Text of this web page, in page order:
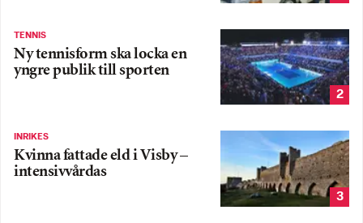
TENNIS
Ny tennisform ska locka en
yngre publik till sporten
2
INRIKES
Kvinna fattade eld i Visby –
intensivvårdas
3